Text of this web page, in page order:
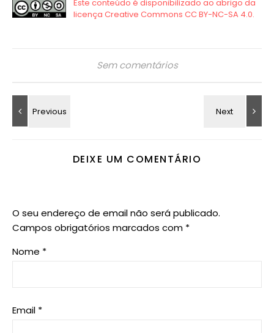
Sem comentários
DEIXE UM COMENTÁRIO
O seu endereço de email não será publicado.
Campos obrigatórios marcados com *
Nome *
Email *